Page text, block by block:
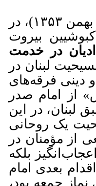
امام موسی صدر، در تاریخ ۱۹ فوریه ۱۹۷۵ (۳۰ بهمن ۱۳۵۳)، در
بیروت
ادیان در خدمت
لبنان در
دینی فرقه‌های
از امام صدر
لبنان، در این
یک روحانی
از مؤمنان در
بلکه
بعدی امام
جمعه بود،